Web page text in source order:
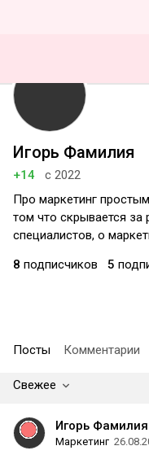
Игорь Фамилия
+14
с 2022
Про маркетинг
том что скрывается за
специалистов, о
8 подписчиков 5
Посты Комментарии
Свежее
Игорь Фамилия
Маркетинг